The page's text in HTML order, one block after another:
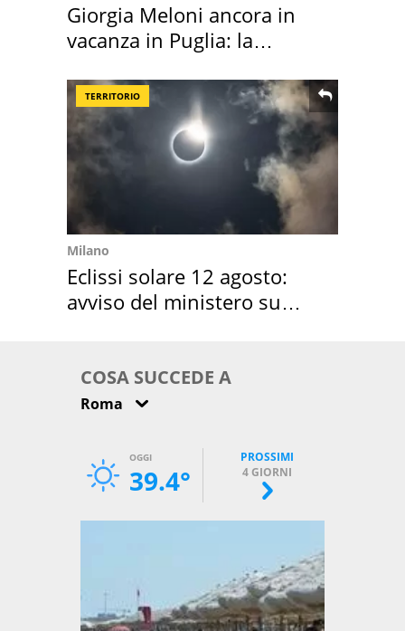
Giorgia Meloni ancora in
vacanza in Puglia: la
TERRITORIO
Milano
Eclissi solare 12 agosto:
avviso del ministero su